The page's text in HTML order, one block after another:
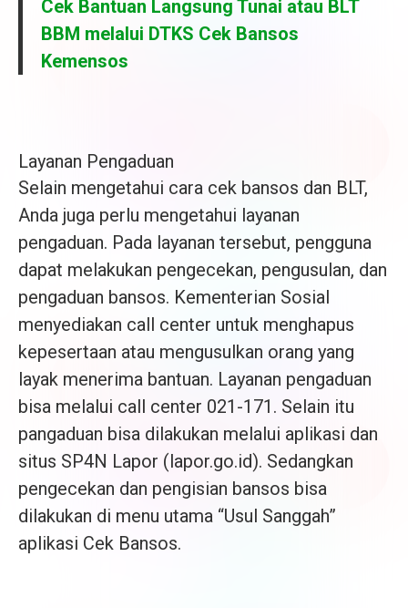
Cek Bantuan Langsung Tunai atau BLT
BBM melalui DTKS Cek Bansos
Kemensos
Layanan Pengaduan
Selain mengetahui cara cek bansos dan BLT,
Anda juga perlu mengetahui layanan
pengaduan. Pada layanan tersebut, pengguna
dapat melakukan pengecekan, pengusulan, dan
pengaduan bansos. Kementerian Sosial
menyediakan call center untuk menghapus
kepesertaan atau mengusulkan orang yang
layak menerima bantuan. Layanan pengaduan
bisa melalui call center 021-171. Selain itu
pangaduan bisa dilakukan melalui aplikasi dan
situs SP4N Lapor (lapor.go.id). Sedangkan
pengecekan dan pengisian bansos bisa
dilakukan di menu utama “Usul Sanggah”
aplikasi Cek Bansos.